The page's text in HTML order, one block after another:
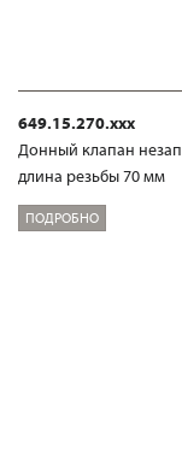
649.15.270.xxx
Донный клапан
длина резьбы 70 мм
ПОДРОБНО